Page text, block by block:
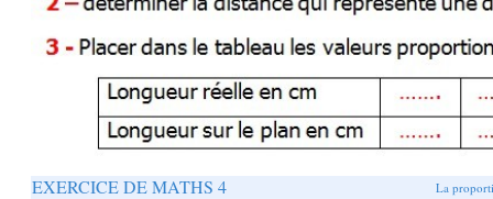
EXERCICE DE MATHS 4 La